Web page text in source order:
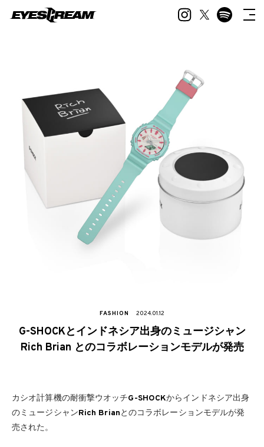
FASHION 2024.01.12
G-SHOCKとインドネシア出身のミュージシャン
Rich Brian とのコラボレーションモデルが発売
カシオ計算機の耐衝撃ウオッチG-SHOCKからインドネシア出身
のミュージシャンRich Brianとのコラボレーションモデルが発
売された。